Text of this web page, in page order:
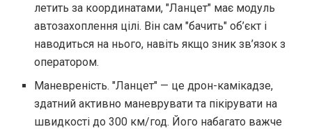
летить за координатами, "Ланцет" має модуль
автозахоплення цілі. Він сам "бачить" об’єкт і
наводиться на нього, навіть якщо зник зв’язок з
оператором.
Маневреність. "Ланцет" — це дрон-камікадзе,
здатний активно маневрувати та пікірувати на
швидкості до 300 км/год. Його набагато важче